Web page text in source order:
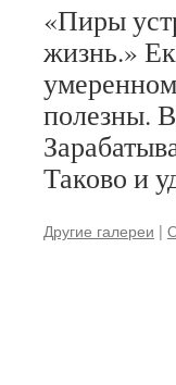
«Пиры
жизнь.»
полезны.
Таково и
Другие галереи |